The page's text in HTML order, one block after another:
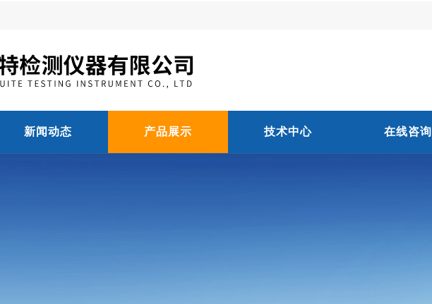
新闻动态 产品展示 技术中心 在线咨询